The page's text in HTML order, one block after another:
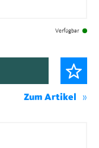
Verfügbar
Zum Artikel